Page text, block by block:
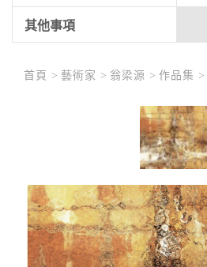
其他事項
首頁 > 藝術家 > 翁梁源 > 作品集 >